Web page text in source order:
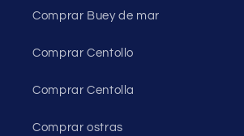
Comprar Buey de mar
Comprar Centollo
Comprar Centolla
Comprar ostras